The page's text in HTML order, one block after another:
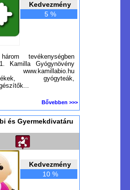
Kedvezmény
5 %
tevékenységben
Kamilla Gyógynövény
gyógyteák,
Bővebben >>>
és Gyermekdivatáru
Kedvezmény
10 %